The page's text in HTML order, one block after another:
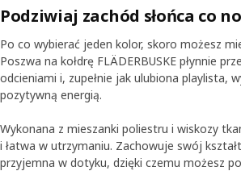
wzburzoną falą – każdy znajdzie wyśniony
wyglądu jeszcze ważniejszy jest komfort,
zapewnia w stu procentach. Sprawdź, czym
poszewki!
Podziwiaj zachód słońca co
Po co wybierać jeden kolor, skoro możesz
Poszwa na kołdrę FLÄDERBUSKE płynnie
odcieniami i, zupełnie jak ulubiona playlista,
pozytywną energią.
Wykonana z mieszanki poliestru i wiskozy
i łatwa w utrzymaniu. Zachowuje swój
przyjemna w dotyku, dzięki czemu możesz